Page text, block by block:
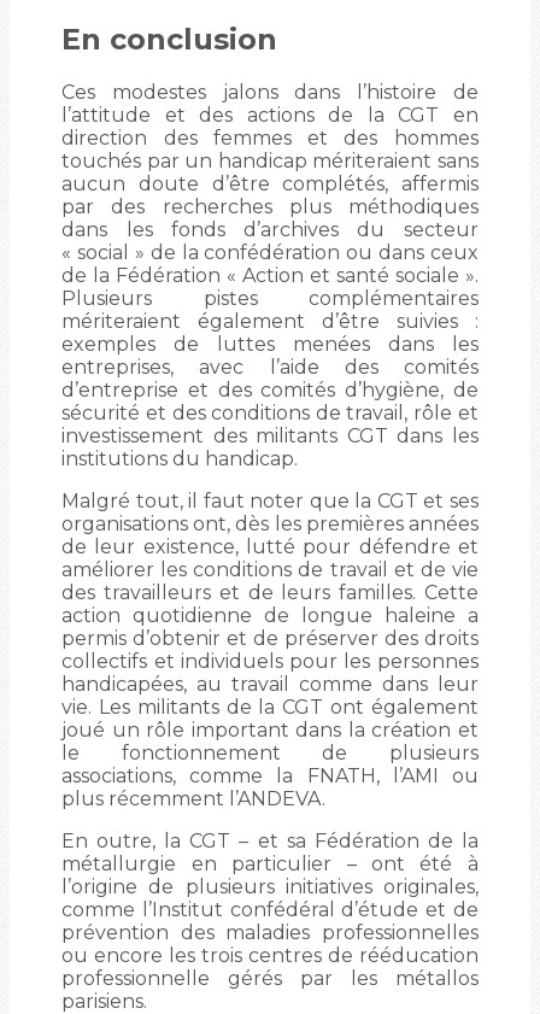
En conclusion
Ces modestes jalons dans l’histoire de
l’attitude et des actions de la CGT en
direction des femmes et des hommes
touchés par un handicap mériteraient sans
aucun doute d’être complétés, affermis
par des recherches plus méthodiques
dans les fonds d’archives du secteur
« social » de la confédération ou dans ceux
de la Fédération « Action et santé sociale ».
Plusieurs pistes complémentaires
mériteraient également d’être suivies :
exemples de luttes menées dans les
entreprises, avec l’aide des comités
d’entreprise et des comités d’hygiène, de
sécurité et des conditions de travail, rôle et
investissement des militants CGT dans les
institutions du handicap.
Malgré tout, il faut noter que la CGT et ses
organisations ont, dès les premières années
de leur existence, lutté pour défendre et
améliorer les conditions de travail et de vie
des travailleurs et de leurs familles. Cette
action quotidienne de longue haleine a
permis d’obtenir et de préserver des droits
collectifs et individuels pour les personnes
handicapées, au travail comme dans leur
vie. Les militants de la CGT ont également
joué un rôle important dans la création et
le fonctionnement de plusieurs
associations, comme la FNATH, l’AMI ou
plus récemment l’ANDEVA.
En outre, la CGT – et sa Fédération de la
métallurgie en particulier – ont été à
l’origine de plusieurs initiatives originales,
comme l’Institut confédéral d’étude et de
prévention des maladies professionnelles
ou encore les trois centres de rééducation
professionnelle gérés par les métallos
parisiens.